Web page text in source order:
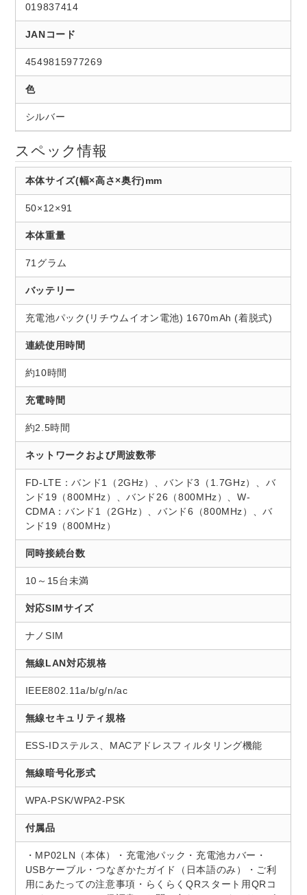
019837414
JANコード
4549815977269
色
シルバー
スペック情報
本体サイズ(幅×高さ×奥行)mm
50×12×91
本体重量
71グラム
バッテリー
充電池パック(リチウムイオン電池) 1670mAh (着脱式)
連続使用時間
約10時間
充電時間
約2.5時間
ネットワークおよび周波数帯
FD-LTE：バンド1（2GHz）、バンド3（1.7GHz）、バ
ンド19（800MHz）、バンド26（800MHz）、W-
CDMA：バンド1（2GHz）、バンド6（800MHz）、バ
ンド19（800MHz）
同時接続台数
10～15台未満
対応SIMサイズ
ナノSIM
無線LAN対応規格
IEEE802.11a/b/g/n/ac
無線セキュリティ規格
ESS-IDステルス、MACアドレスフィルタリング機能
無線暗号化形式
WPA-PSK/WPA2-PSK
付属品
・MP02LN（本体）・充電池パック・充電池カバー・
USBケーブル・つなぎかたガイド（日本語のみ）・ご利
用にあたっての注意事項・らくらくQRスタート用QRコ